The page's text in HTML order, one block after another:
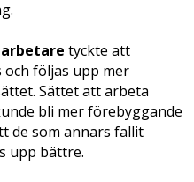
tyckte att
och följas upp mer
Sättet att arbeta
bli mer förebyggande
de som annars fallit
upp bättre.